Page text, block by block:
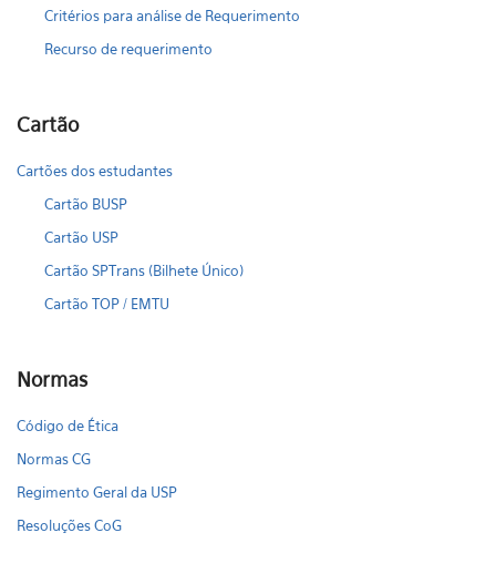
Critérios para análise de Requerimento
Recurso de requerimento
Cartão
Cartões dos estudantes
Cartão BUSP
Cartão USP
Cartão SPTrans (Bilhete Único)
Cartão TOP / EMTU
Normas
Código de Ética
Normas CG
Regimento Geral da USP
Resoluções CoG